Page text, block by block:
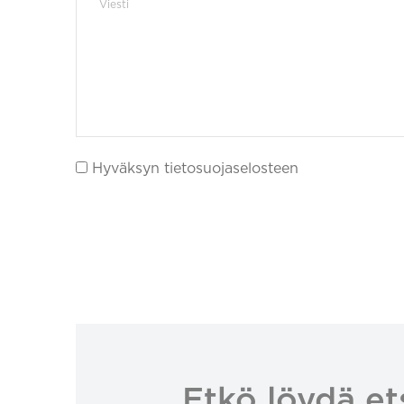
Hyväksyn tietosuojaselosteen